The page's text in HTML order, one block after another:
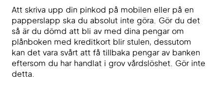
Att skriva upp din pinkod på mobilen eller på en
papperslapp ska du absolut inte göra. Gör du det
så är du dömd att bli av med dina pengar om
plånboken med kreditkort blir stulen, dessutom
kan det vara svårt att få tillbaka pengar av banken
eftersom du har handlat i grov vårdslöshet. Gör inte
detta.